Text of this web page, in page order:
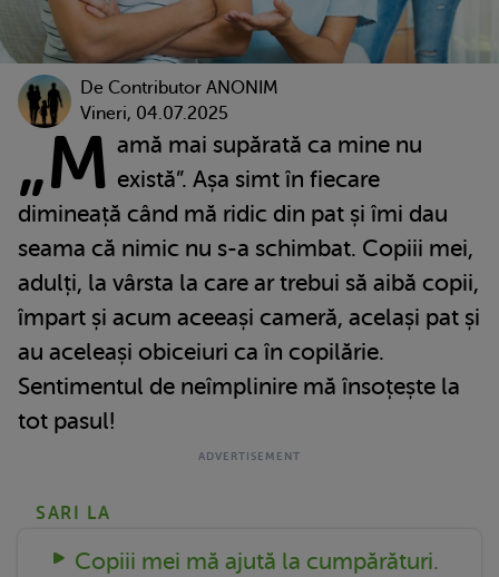
De Contributor ANONIM
Vineri, 04.07.2025
„M amă mai supărată ca mine nu
există”. Așa simt în fiecare
dimineață când mă ridic din pat și îmi dau
seama că nimic nu s-a schimbat. Copiii mei,
adulți, la vârsta la care ar trebui să aibă copii,
împart și acum aceeași cameră, același pat și
au aceleași obiceiuri ca în copilărie.
Sentimentul de neîmplinire mă însoțește la
tot pasul!
SARI LA
Copiii mei mă ajută la cumpărături.